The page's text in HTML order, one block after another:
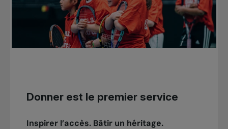
Donner est le premier service
Inspirer l’accès. Bâtir un héritage.